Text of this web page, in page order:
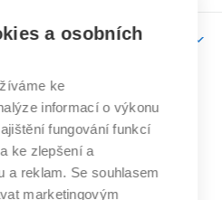
učení
technické
Brně
BRNĚ
a osobních
ke
informací o výkonu
fungování funkcí
ke zlepšení a
a reklam. Se souhlasem
marketingovým